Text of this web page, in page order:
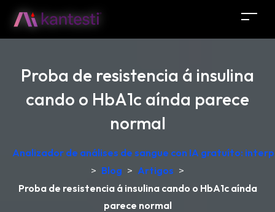
Proba de resistencia á insulina
cando o HbA1c aínda parece
normal
Analizador de análises de sangue con IA gratuíto:
> Blog > Artigos >
Proba de resistencia á insulina cando o HbA1c aínda
parece normal